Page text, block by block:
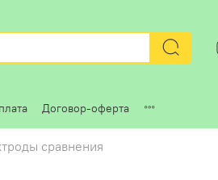
Договор-оферта
сравнения